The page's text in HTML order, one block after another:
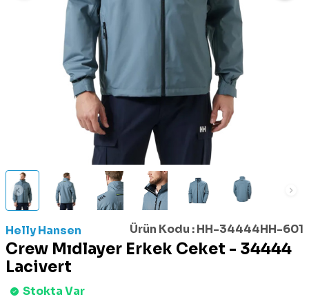
Helly Hansen Ürün Kodu :HH-34444HH-601
Crew Mıdlayer Erkek Ceket - 34444
Lacivert
Stokta Var